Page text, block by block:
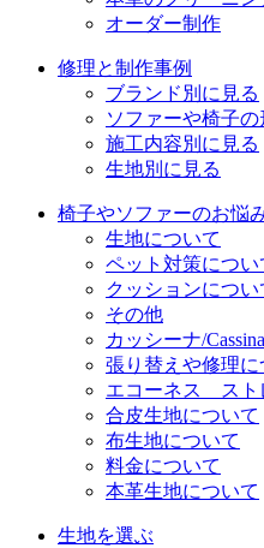
オーダー制作
修理と制作事例
ブランド別に見る
ソファーや椅子
施工内容別に見る
生地別に見る
椅子やソファーのお悩
生地について
ペット対策につい
クッションについ
その他
カッシーナ/Cassina
張り替えや修理に
エコーネス スト
合皮生地について
布生地について
料金について
本革生地について
生地を選ぶ